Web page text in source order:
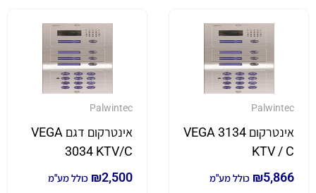
Palwintec
אינטרקום VEGA 3134
KTV / C
₪5,866 כולל מע"מ
Palwintec
אינטרקום דגם VEGA
3034 KTV/C
₪2,500 כולל מע"מ